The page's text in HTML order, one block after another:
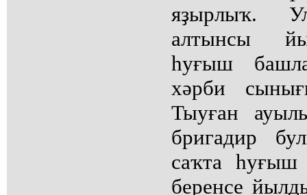
яҙырлыҡ.
алтынсы
һуғыш
хәрби
Тыуған
бригадир
саҡта
беренсе